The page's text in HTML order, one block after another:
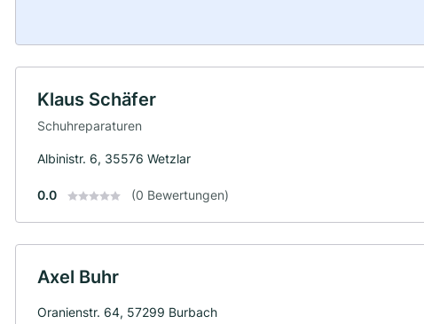
Klaus Schäfer
Schuhreparaturen
Albinistr. 6, 35576 Wetzlar
0.0 (0 Bewertungen)
Axel Buhr
Oranienstr. 64, 57299 Burbach